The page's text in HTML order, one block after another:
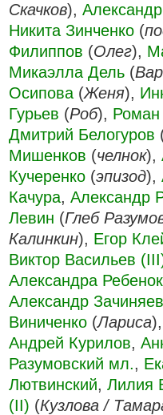
Скачков),
Никита Зинченко (
Филиппов (Олег),
Микаэлла Дель (
Осипова (Женя),
Гурьев (Роб),
Дмитрий Белогуров
Мишенков (челнок),
Кучеренко (эпизод),
Качура, Александр
Левин (Глеб
Калинкин), Егор
Виктор Васильев
Александра Ребенок
Александр Зачиняев
Виниченко (Лариса),
Андрей Курилов,
Разумовский мл.,
Лютвинский, Лилия
(II) (Кузлова /